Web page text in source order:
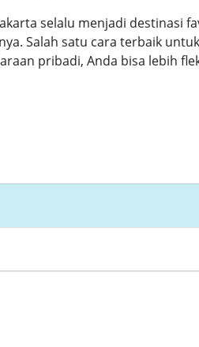
selalu menjadi destinasi
Salah satu cara terbaik
pribadi, Anda bisa lebih